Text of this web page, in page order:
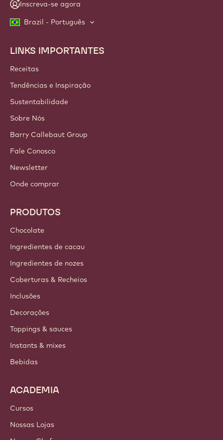
Inscreva-se agora
Brazil - Português
Footer
Callebaut
LINKS IMPORTANTES
Receitas
Tendências e Inspiração
Sustentabilidade
Sobre Nós
Barry Callebaut Group
Fale Conosco
Newsletter
Onde comprar
PRODUTOS
Chocolate
Ingredientes de cacau
Ingredientes de nozes
Coberturas & Recheios
Inclusões
Decorações
Toppings & sauces
Instants & mixes
Bebidas
ACADEMIA
Cursos
Nossas Lojas